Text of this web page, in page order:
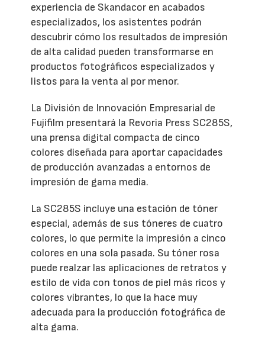
experiencia de Skandacor en acabados
especializados, los asistentes podrán
descubrir cómo los resultados de impresión
de alta calidad pueden transformarse en
productos fotográficos especializados y
listos para la venta al por menor.
La División de Innovación Empresarial de
Fujifilm presentará la Revoria Press SC285S,
una prensa digital compacta de cinco
colores diseñada para aportar capacidades
de producción avanzadas a entornos de
impresión de gama media.
La SC285S incluye una estación de tóner
especial, además de sus tóneres de cuatro
colores, lo que permite la impresión a cinco
colores en una sola pasada. Su tóner rosa
puede realzar las aplicaciones de retratos y
estilo de vida con tonos de piel más ricos y
colores vibrantes, lo que la hace muy
adecuada para la producción fotográfica de
alta gama.